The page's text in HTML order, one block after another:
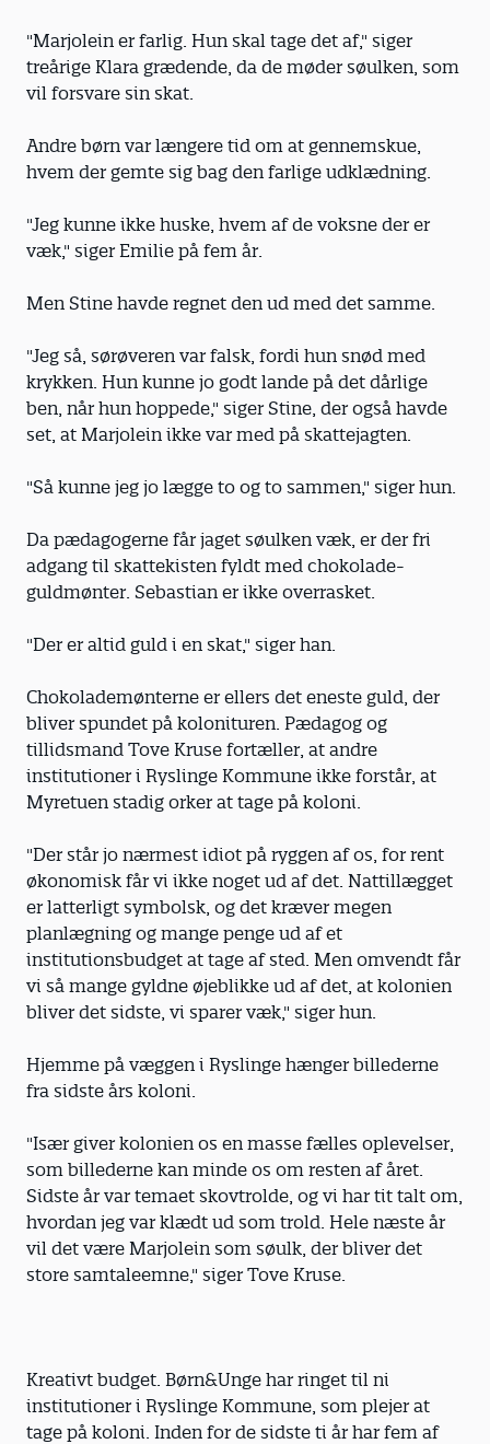
"Marjolein er farlig. Hun skal tage det af," siger
treårige Klara grædende, da de møder søulken, som
vil forsvare sin skat.
Andre børn var længere tid om at gennemskue,
hvem der gemte sig bag den farlige udklædning.
"Jeg kunne ikke huske, hvem af de voksne der er
væk," siger Emilie på fem år.
Men Stine havde regnet den ud med det samme.
"Jeg så, sørøveren var falsk, fordi hun snød med
krykken. Hun kunne jo godt lande på det dårlige
ben, når hun hoppede," siger Stine, der også havde
set, at Marjolein ikke var med på skattejagten.
"Så kunne jeg jo lægge to og to sammen," siger hun.
Da pædagogerne får jaget søulken væk, er der fri
adgang til skattekisten fyldt med chokolade-
guldmønter. Sebastian er ikke overrasket.
"Der er altid guld i en skat," siger han.
Chokolademønterne er ellers det eneste guld, der
bliver spundet på kolonituren. Pædagog og
tillidsmand Tove Kruse fortæller, at andre
institutioner i Ryslinge Kommune ikke forstår, at
Myretuen stadig orker at tage på koloni.
"Der står jo nærmest idiot på ryggen af os, for rent
økonomisk får vi ikke noget ud af det. Nattillægget
er latterligt symbolsk, og det kræver megen
planlægning og mange penge ud af et
institutionsbudget at tage af sted. Men omvendt får
vi så mange gyldne øjeblikke ud af det, at kolonien
bliver det sidste, vi sparer væk," siger hun.
Hjemme på væggen i Ryslinge hænger billederne
fra sidste års koloni.
"Især giver kolonien os en masse fælles oplevelser,
som billederne kan minde os om resten af året.
Sidste år var temaet skovtrolde, og vi har tit talt om,
hvordan jeg var klædt ud som trold. Hele næste år
vil det være Marjolein som søulk, der bliver det
store samtaleemne," siger Tove Kruse.
Kreativt budget. Børn&Unge har ringet til ni
institutioner i Ryslinge Kommune, som plejer at
tage på koloni. Inden for de sidste ti år har fem af